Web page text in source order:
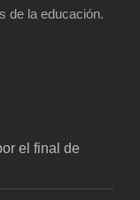
de la educación.
el final de